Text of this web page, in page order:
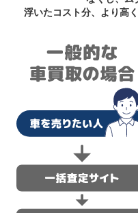
浮いたコスト分、より高